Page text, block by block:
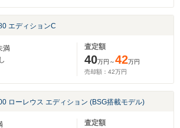
エディションC
満
査定額
40万円～42万円
売却額： 42万円
ローレウス エディション (BSG搭載モデル)
査定額